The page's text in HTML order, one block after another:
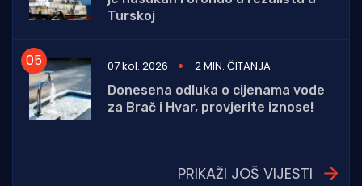
Turskoj
07 kol. 2026
2 MIN. ČITANJA
Donesena odluka o cijenama vode
za Brač i Hvar, provjerite iznose!
PRIKAŽI JOŠ VIJESTI